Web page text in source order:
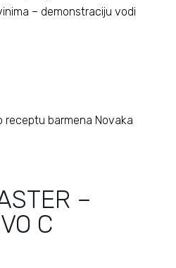
– demonstraciju vodi
receptu barmena Novaka
–
C